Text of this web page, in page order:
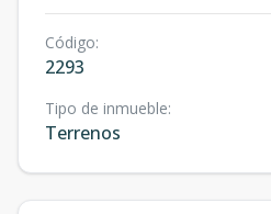
Código:
2293
Tipo de inmueble:
Terrenos